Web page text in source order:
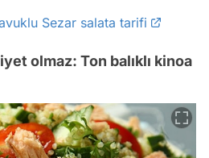
Sezar salata tarifi
olmaz: Ton balıklı kinoa